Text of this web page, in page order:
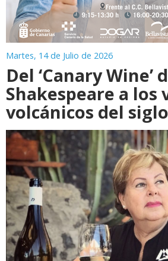
Martes, 14 de Julio de 2026
Del ‘Canary Wine’
Shakespeare a los
volcánicos del